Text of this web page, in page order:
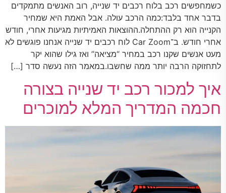
כשמחפשים רכב בלוח רכבים יד שנייה, רוב האנשים מתמקדים
בדבר אחד בלבד:כמה הרכב עולה. אבל האמת היא שמחיר
הקנייה הוא רק ההתחלה.ההוצאות האמיתיות מגיעות אחרי, חודש
אחרי חודש. ב־Car Zoom לוח רכבים יד שנייה אנחנו פוגשים לא
מעט אנשים שקנו רכב במחיר “מציאה” ואז גילו שהוא יקר
לתחזוקה הרבה יותר ממה שחשבו.במאמר הזה נעשה סדר […]
איך למכור רכב יד שנייה בצורה
חכמה המדריך המלא למוכרים